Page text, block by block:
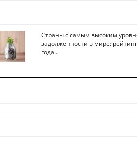
Страны с самым высоким
задолженности в мире:
года...